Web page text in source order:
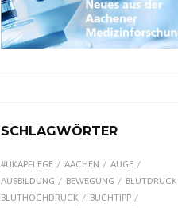
SCHLAGWÖRTER
#UKAPFLEGE AACHEN
AUGE
AUSBILDUNG
BEWEGUNG
BLUTDRUCK
BLUTHOCHDRUCK
BUCHTIPP